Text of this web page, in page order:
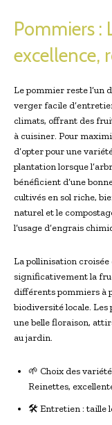
Pommiers :
excellence,
Le pommier reste l’un
verger facile
climats, offrant des
à cuisiner. Pour
d’opter pour une
plantation lorsque
bénéficient d’une
cultivés en sol riche,
naturel et le
l’usage d’engrais
La pollinisation
significativement la
différents pommiers à
biodiversité locale. Les
une belle floraison,
au jardin.
🌱 Choix des
Reinettes,
🛠️ Entretien : taille